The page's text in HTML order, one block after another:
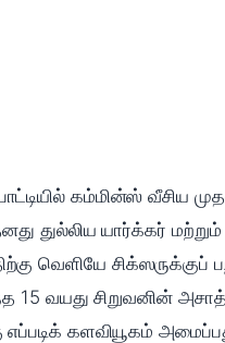
கம்மின்ஸ் வீசிய
துல்லிய யார்க்கர்
வெளியே சிக்ஸருக்குப்
15 வயது சிறுவனின்
எப்படிக் களவியூகம்